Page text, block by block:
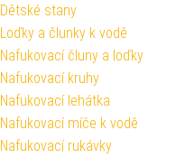
Dětské stany
Loďky a člunky k vodě
Nafukovací čluny a loďky
Nafukovací kruhy
Nafukovací lehátka
Nafukovací míče k vodě
Nafukovací rukávky